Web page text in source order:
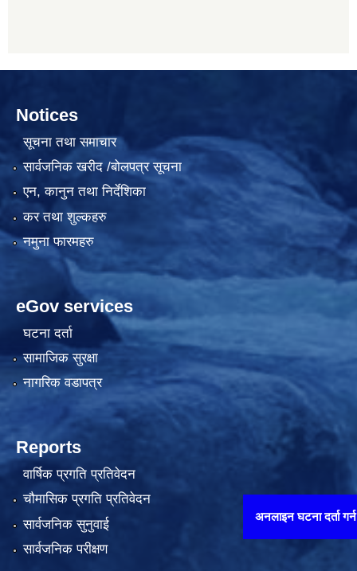
अनलाइन घटना दर्ता गर्न यहाँ
Notices
सूचना तथा समाचार
सार्वजनिक खरीद /बोलपत्र सूचना
एन, कानुन तथा निर्देशिका
कर तथा शुल्कहरु
नमुना फारमहरु
eGov services
घटना दर्ता
सामाजिक सुरक्षा
नागरिक वडापत्र
Reports
वार्षिक प्रगति प्रतिवेदन
चौमासिक प्रगति प्रतिवेदन
सार्वजनिक सुनुवाई
सार्वजनिक परीक्षण